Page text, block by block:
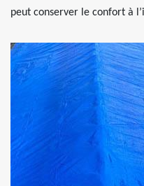
peut conserver le confort à